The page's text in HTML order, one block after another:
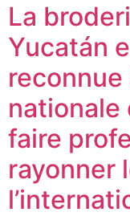
La
Yucatán
reconnue
nationale
faire
rayonner